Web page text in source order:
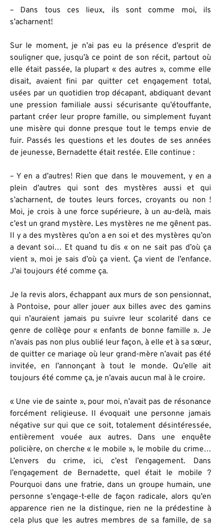
– Dans tous ces lieux, ils sont comme moi, ils
s’acharnent!
Sur le moment, je n’ai pas eu la présence d’esprit de
souligner que, jusqu’à ce point de son récit, partout où
elle était passée, la plupart « des autres », comme elle
disait, avaient fini par quitter cet engagement total,
usées par un quotidien trop décapant, abdiquant devant
une pression familiale aussi sécurisante qu’étouffante,
partant créer leur propre famille, ou simplement fuyant
une misère qui donne presque tout le temps envie de
fuir. Passés les questions et les doutes de ses années
de jeunesse, Bernadette était restée. Elle continue :
– Y en a d’autres! Rien que dans le mouvement, y en a
plein d’autres qui sont des mystères aussi et qui
s’acharnent, de toutes leurs forces, croyants ou non !
Moi, je crois à une force supérieure, à un au-delà, mais
c’est un grand mystère. Les mystères ne me gênent pas.
Il y a des mystères qu’on a en soi et des mystères qu’on
a devant soi… Et quand tu dis « on ne sait pas d’où ça
vient », moi je sais d’où ça vient. Ça vient de l’enfance.
J’ai toujours été comme ça.
Je la revis alors, échappant aux murs de son pensionnat,
à Pontoise, pour aller jouer aux billes avec des gamins
qui n’auraient jamais pu suivre leur scolarité dans ce
genre de collège pour « enfants de bonne famille ». Je
n’avais pas non plus oublié leur façon, à elle et à sa sœur,
de quitter ce mariage où leur grand-mère n’avait pas été
invitée, en l’annonçant à tout le monde. Qu’elle ait
toujours été comme ça, je n’avais aucun mal à le croire.
« Une vie de sainte », pour moi, n’avait pas de résonance
forcément religieuse. Il évoquait une personne jamais
négative sur qui que ce soit, totalement désintéressée,
entièrement vouée aux autres. Dans une enquête
policière, on cherche « le mobile », le mobile du crime…
L’envers du crime, ici, c’est l’engagement. Dans
l’engagement de Bernadette, quel était le mobile ?
Pourquoi dans une fratrie, dans un groupe humain, une
personne s’engage-t-elle de façon radicale, alors qu’en
apparence rien ne la distingue, rien ne la prédestine à
cela plus que les autres membres de sa famille, de sa